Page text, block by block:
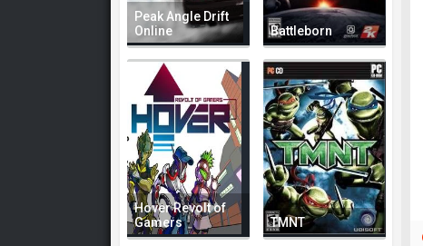
Peak Angle Drift
Online
Battleborn
Hover Revolt of
Gamers
TMNT